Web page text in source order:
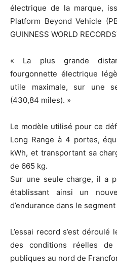
électrique de la marque,
Platform Beyond Vehicle
GUINNESS WORLD
« La plus grande
fourgonnette électrique
utile maximale, sur une
(430,84 miles). »
Le modèle utilisé pour ce
Long Range à 4 portes,
kWh, et transportant sa
de 665 kg.
Sur une seule charge, il a
établissant ainsi un
d’endurance dans le
L’essai record s’est
des conditions réelles
publiques au nord de